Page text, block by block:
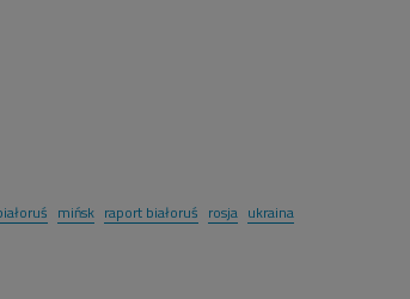
mińsk raport białoruś rosja ukraina